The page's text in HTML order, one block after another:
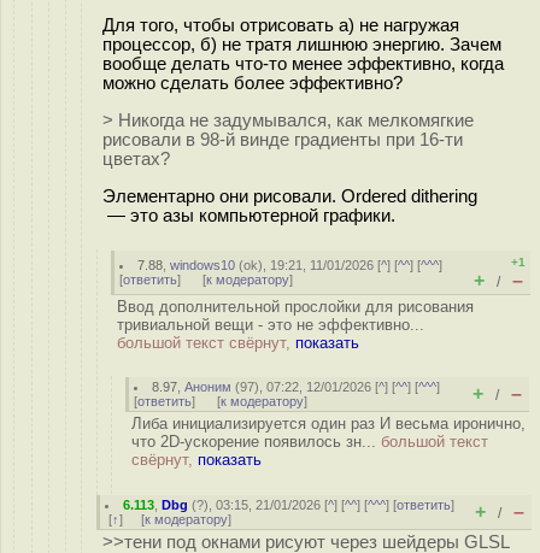
Для того, чтобы отрисовать а) не нагружая
процессор, б) не тратя лишнюю энергию. Зачем
вообще делать что-то менее эффективно, когда
можно сделать более эффективно?
> Никогда не задумывался, как мелкомягкие
рисовали в 98-й винде градиенты при 16-ти
цветах?
Элементарно они рисовали. Ordered dithering
— это азы компьютерной графики.
7.88 ,windows10 (ok), 19:21, 11/01/2026 [^] [^^] [^^^]
[ответить] [к модератору]
+1
+ / –
Ввод дополнительной прослойки для рисования
тривиальной вещи - это не эффективно...
большой текст свёрнут, показать
8.97 ,Аноним (97), 07:22, 12/01/2026 [^] [^^] [^^^]
[ответить] [к модератору] + / –
Либа инициализируется один раз И весьма иронично,
что 2D-ускорение появилось зн... большой текст
свёрнут, показать
6.113 ,Dbg (?), 03:15, 21/01/2026 [^] [^^] [^^^] [ответить]
[↑] [к модератору] + / –
>>тени под окнами рисуют через шейдеры GLSL